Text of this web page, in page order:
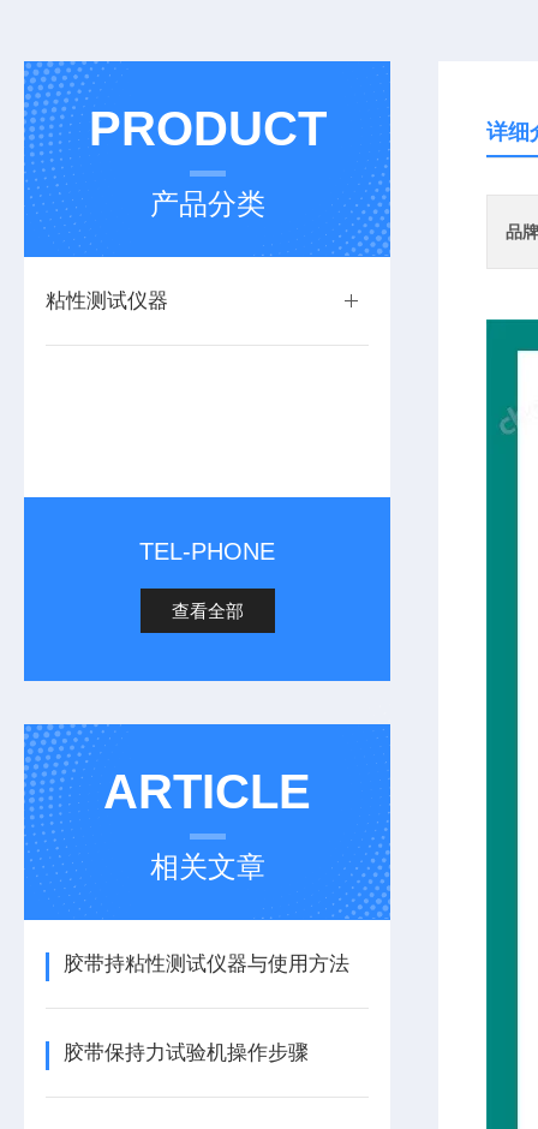
PRODUCT
产品分类
粘性测试仪器
TEL-PHONE
查看全部
ARTICLE
相关文章
胶带持粘性测试仪器与使用方法
胶带保持力试验机操作步骤
详细
品牌